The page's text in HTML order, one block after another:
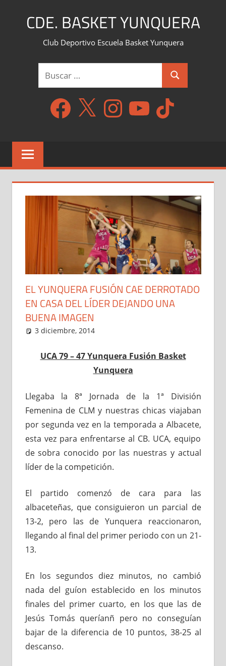
CDE. BASKET YUNQUERA
Club Deportivo Escuela Basket Yunquera
Buscar:
Buscar
Facebook
X InstagramYouTube TikTok
EL YUNQUERA FUSIÓN CAE DERROTADO
EN CASA DEL LÍDER DEJANDO UNA
BUENA IMAGEN
3 diciembre, 2014
UCA 79 – 47 Yunquera Fusión Basket
Yunquera
Llegaba la 8ª Jornada de la 1ª División
Femenina de CLM y nuestras chicas viajaban
por segunda vez en la temporada a Albacete,
esta vez para enfrentarse al CB. UCA, equipo
de sobra conocido por las nuestras y actual
líder de la competición.
El partido comenzó de cara para las
albaceteñas, que consiguieron un parcial de
13-2, pero las de Yunquera reaccionaron,
llegando al final del primer periodo con un 21-
13.
En los segundos diez minutos, no cambió
nada del guíon establecido en los minutos
finales del primer cuarto, en los que las de
Jesús Tomás queríanñ pero no conseguían
bajar de la diferencia de 10 puntos, 38-25 al
descanso.